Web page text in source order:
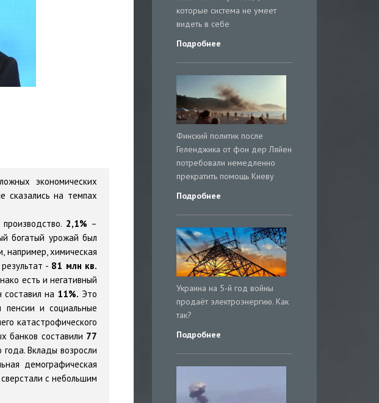
экономических
сказались на темпах
2,1% –
богатый урожай был
например, химическая
- 81 млн кв.
есть и негативный
составил на 11%. Это
пенсии и социальные
катастрофического
банков составили 77
Вклады возросли
демографическая
с небольшим
которые система не умеет
видеть в себе
Подробнее
Финский политик после
Геленджика от фон дер Ляйен
потребовали немедленно
прекратить помощь Киеву
Подробнее
Украина на 5-й год войны
продаёт электроэнергию. Как
так?
Подробнее